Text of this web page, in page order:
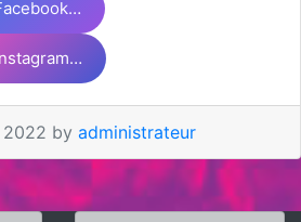
2022 by administrateur